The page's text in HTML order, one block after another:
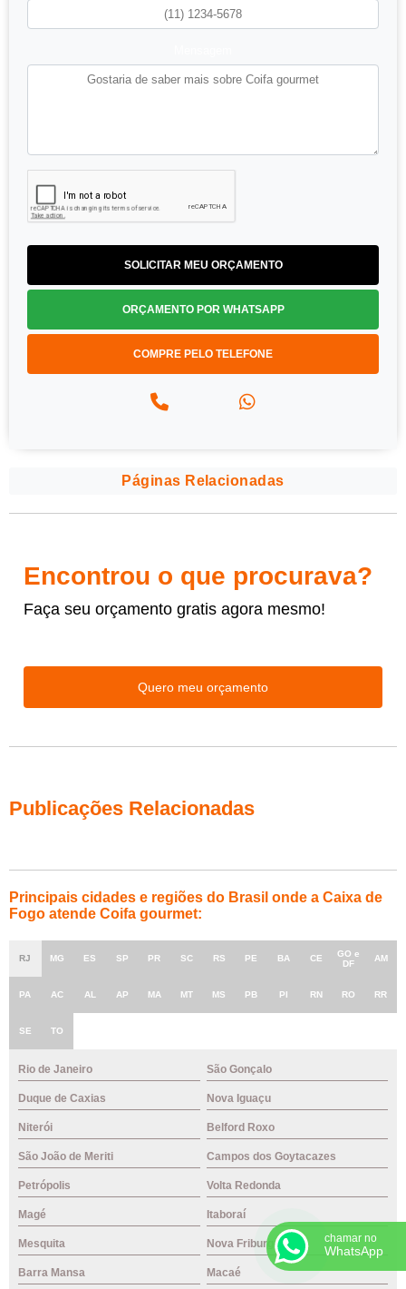
SOLICITAR MEU ORÇAMENTO
ORÇAMENTO POR WHATSAPP
COMPRE PELO TELEFONE
Páginas Relacionadas
Encontrou o que procurava?
Faça seu orçamento gratis agora mesmo!
Quero meu orçamento
Publicações Relacionadas
Principais cidades e regiões do Brasil onde a Caixa de
Fogo atende Coifa gourmet:
RJ MG ES SP PR SC RS PE BA CE
GO e
DF
AM
PA AC AL AP MA MT MS PB PI RN RO RR
SE TO
Rio de Janeiro São Gonçalo
Duque de Caxias Nova Iguaçu
Niterói Belford Roxo
São João de Meriti Campos dos Goytacazes
Petrópolis Volta Redonda
Magé Itaboraí
Mesquita Nova Friburgo
Barra Mansa Macaé
chamar no
WhatsApp